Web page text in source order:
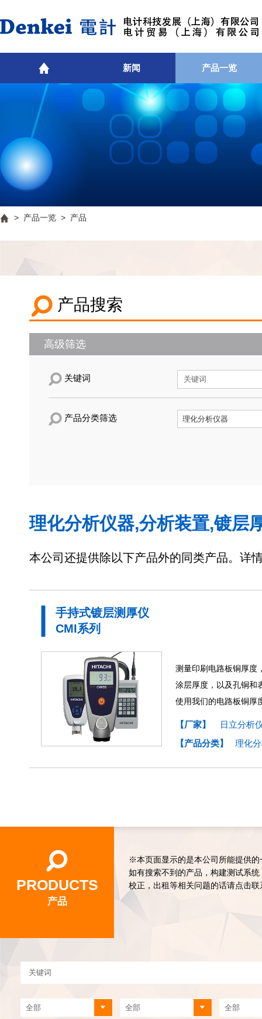
新闻 产品一览
> 产品一览 > 产品
产品搜索
高级筛选
关键词
产品分类筛选
理化分析仪器,分析装置,镀层
本公司还提供除以下产品外的同类产品。详
手持式镀层测厚仪
CMI系列
测量印刷电路板铜厚度
涂层厚度，以及孔铜和
使用我们的电路板铜厚
【厂家】
日立分析
【产品分类】
理化
PRODUCTS
产品
※本页面显示的是本公司所能提供的
如有搜索不到的产品，构建测试系
校正，出租等相关问题的话请点击联